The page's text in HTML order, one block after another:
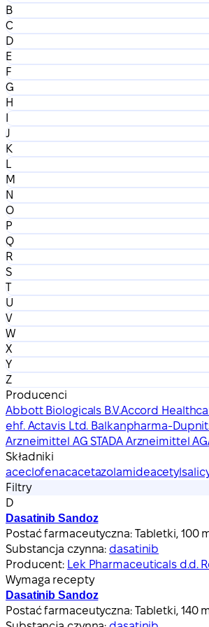
B
C
D
E
F
G
H
I
J
K
L
M
N
O
P
Q
R
S
T
U
V
W
X
Y
Z
Producenci
Abbott Biologicals B.V.Accord
ehf. Actavis Ltd. Balkanpharma-
Arzneimittel AG STADA Arzneimittel AG
Składniki
aceclofenacacetazolamide
Filtry
D
Dasatinib Sandoz
Postać farmaceutyczna: Tabletki, 100
Substancja czynna: dasatinib
Producent: Lek Pharmaceuticals d.d.
Wymaga recepty
Dasatinib Sandoz
Postać farmaceutyczna: Tabletki, 140